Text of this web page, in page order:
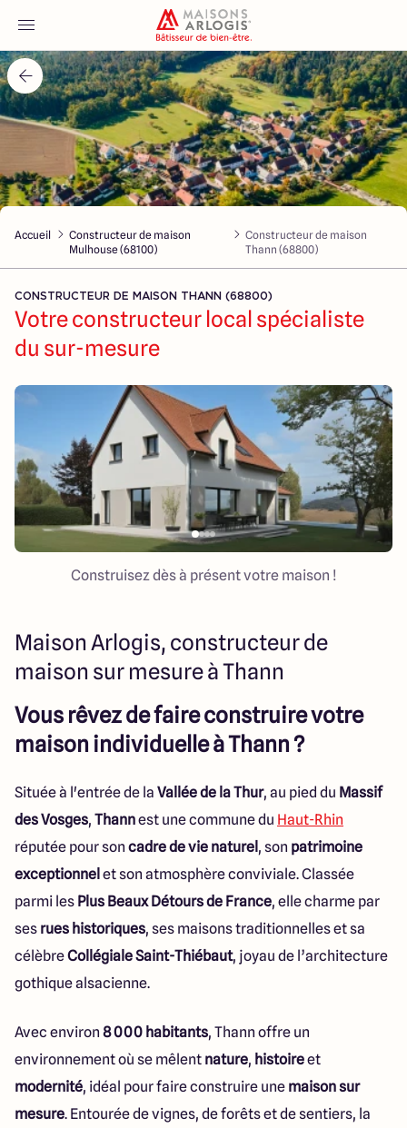
Accueil
Nos maisons
Nos annonces
Votre projet
Qui sommes-nous
Maisons ARLOGIS Alsace
03 89 21 68 11
Rixheim 03 89 56 14 22
Sélestat 03 88 92 88 12
Strasbourg 03 88 68 83 69
4.4 4.7
Accueil
Constructeur de maison
Mulhouse (68100)
Constructeur de maison
Thann (68800)
CONSTRUCTEUR DE MAISON THANN (68800)
Votre constructeur local spécialiste
du sur-mesure
Construisez dès à présent votre maison !
Maison Arlogis, constructeur de
maison sur mesure à Thann
Vous rêvez de faire construire votre
maison individuelle à Thann ?
Située à l'entrée de la Vallée de la Thur, au pied du Massif
des Vosges, Thannest une commune du Haut-Rhin
réputée pour son cadre de vie naturel , son patrimoine
exceptionnel et son atmosphère conviviale. Classée
parmi les Plus Beaux Détours de France, elle charme par
ses rues historiques, ses maisons traditionnelles et sa
célèbreCollégiale Saint-Thiébaut, joyau de l’architecture
gothique alsacienne.
Avec environ 8 000 habitants, Thann offre un
environnement où se mêlent nature, histoireet
modernité, idéal pour faire construire une maison sur
mesure. Entourée de vignes, de forêts et de sentiers, la